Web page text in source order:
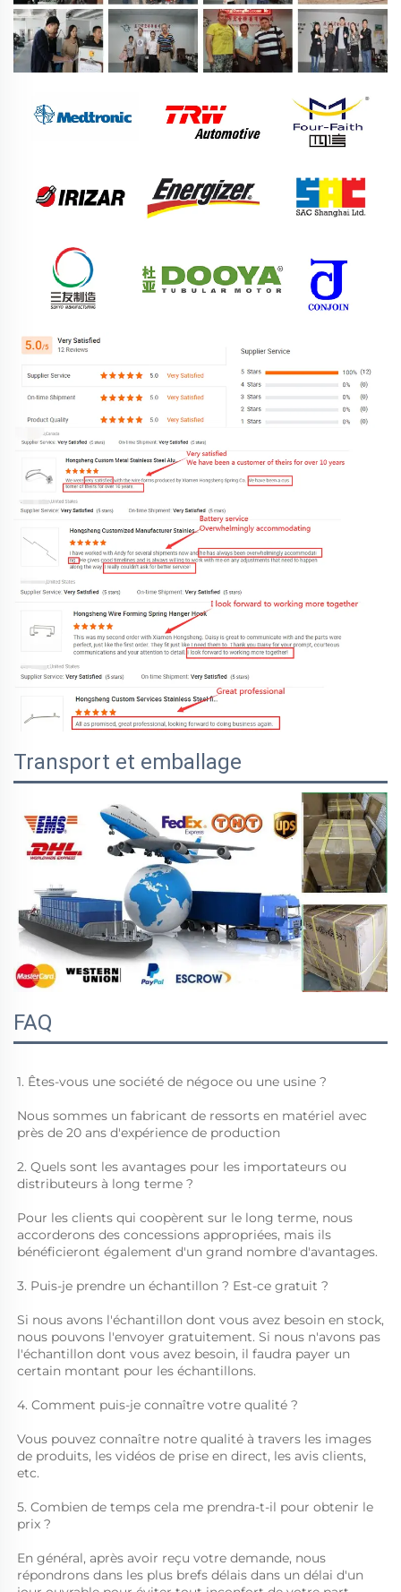
Transport et emballage
FAQ
1. Êtes-vous une société de négoce ou une usine ?
Nous sommes un fabricant de ressorts en matériel avec
près de 20 ans d'expérience de production
2. Quels sont les avantages pour les importateurs ou
distributeurs à long terme ?
Pour les clients qui coopèrent sur le long terme, nous
accorderons des concessions appropriées, mais ils
bénéficieront également d'un grand nombre d'avantages.
3. Puis-je prendre un échantillon ? Est-ce gratuit ?
Si nous avons l'échantillon dont vous avez besoin en stock,
nous pouvons l'envoyer gratuitement. Si nous n'avons pas
l'échantillon dont vous avez besoin, il faudra payer un
certain montant pour les échantillons.
4. Comment puis-je connaître votre qualité ?
Vous pouvez connaître notre qualité à travers les images
de produits, les vidéos de prise en direct, les avis clients,
etc.
5. Combien de temps cela me prendra-t-il pour obtenir le
prix ?
En général, après avoir reçu votre demande, nous
répondrons dans les plus brefs délais dans un délai d'un